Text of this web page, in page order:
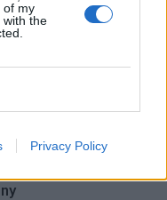
of my
with the
Privacy Policy
program
Dobříš sází na
Klasiku propojí
programem
poprvé míří do